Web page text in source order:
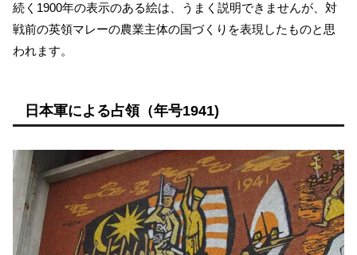
続く1900年の表示のある絵は、うまく説明できませんが、対
戦前の英領マレーの農業主体の国づくりを表現したものと思
われます。
日本軍による占領（年号1941)